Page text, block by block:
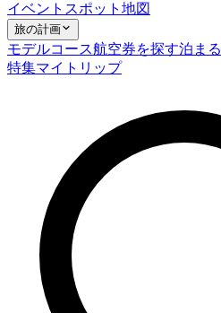
イベント スポット 地図
旅の計画
モデルコース航空券を探す泊まる
特集マイトリップ